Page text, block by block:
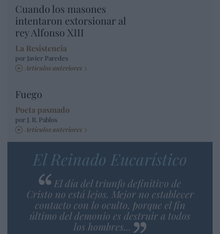
Cuando los masones
intentaron extorsionar al
rey Alfonso XIII
La Resistencia
por Javier Paredes
Artículos anteriores
Fuego
Poeta pasmado
por J. R. Pablos
Artículos anteriores
El Reinado Eucarístico
El día del triunfo definitivo de
Cristo no está lejos. Mejor no establecer
contacto con lo oculto, porque el fin
último del demonio es destruir a todos
los hombres...